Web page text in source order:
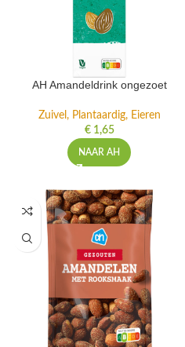
AH Amandeldrink ongezoet
Zuivel, Plantaardig, Eieren
€1,65
NAAR AH